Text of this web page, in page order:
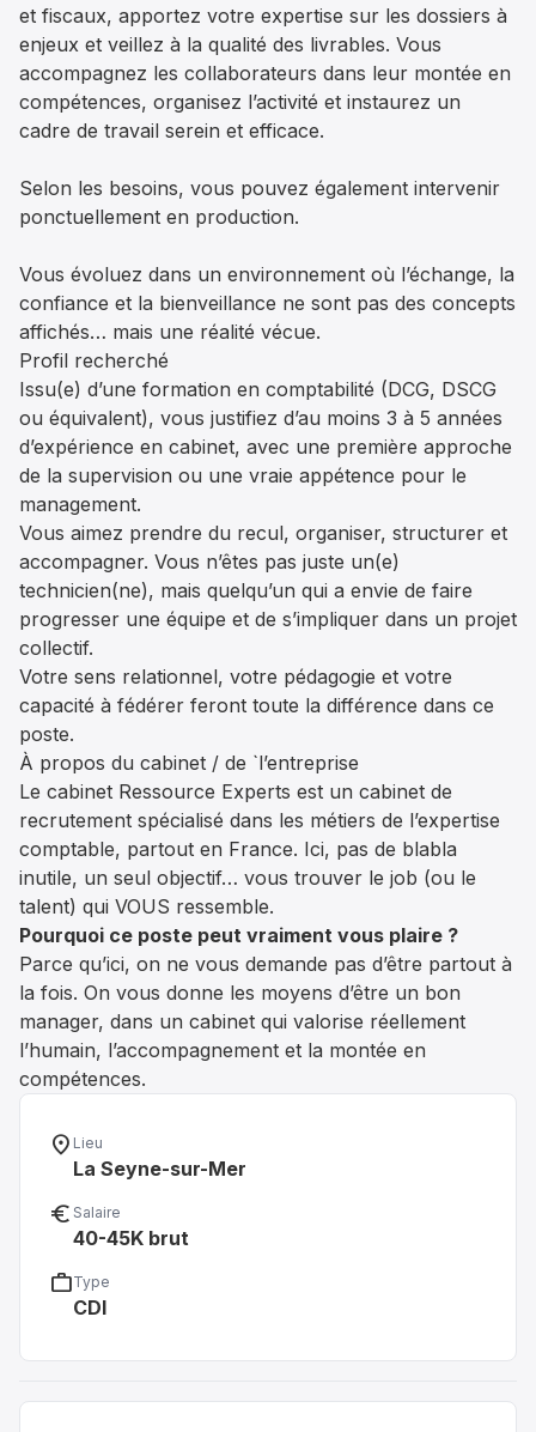
et fiscaux, apportez votre expertise sur les dossiers à
enjeux et veillez à la qualité des livrables. Vous
accompagnez les collaborateurs dans leur montée en
compétences, organisez l’activité et instaurez un
cadre de travail serein et efficace.
Selon les besoins, vous pouvez également intervenir
ponctuellement en production.
Vous évoluez dans un environnement où l’échange, la
confiance et la bienveillance ne sont pas des concepts
affichés… mais une réalité vécue.
Profil recherché
Issu(e) d’une formation en comptabilité (DCG, DSCG
ou équivalent), vous justifiez d’au moins 3 à 5 années
d’expérience en cabinet, avec une première approche
de la supervision ou une vraie appétence pour le
management.
Vous aimez prendre du recul, organiser, structurer et
accompagner. Vous n’êtes pas juste un(e)
technicien(ne), mais quelqu’un qui a envie de faire
progresser une équipe et de s’impliquer dans un projet
collectif.
Votre sens relationnel, votre pédagogie et votre
capacité à fédérer feront toute la différence dans ce
poste.
À propos du cabinet / de `l’entreprise
Le cabinet Ressource Experts est un cabinet de
recrutement spécialisé dans les métiers de l’expertise
comptable, partout en France. Ici, pas de blabla
inutile, un seul objectif… vous trouver le job (ou le
talent) qui VOUS ressemble.
Pourquoi ce poste peut vraiment vous plaire ?
Parce qu’ici, on ne vous demande pas d’être partout à
la fois. On vous donne les moyens d’être un bon
manager, dans un cabinet qui valorise réellement
l’humain, l’accompagnement et la montée en
compétences.
location_on Lieu
La Seyne-sur-Mer
euro_symbol Salaire
40-45K brut
workType
CDI